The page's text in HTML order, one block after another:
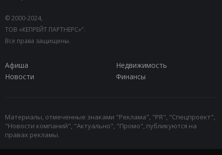
© 2000-2024,
ТОВ «КЕПРЕЙТ ПАРТНЕРС»".
Все права защищены.
Афиша
Недвижимость
Новости
Финансы
Материалы, отмеченные знаками "Реклама", "PR", "Спецпроект",
"Новости компаний", "Актуально", "Промо", публикуются на
правах рекламы.